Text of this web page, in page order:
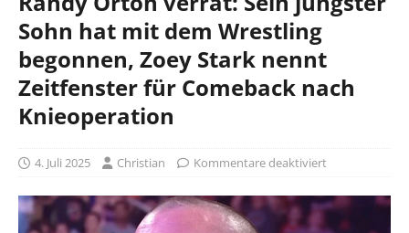
Sohn hat mit dem Wrestling
begonnen, Zoey Stark nennt
Zeitfenster für Comeback nach
Knieoperation
4. Juli 2025 Christian Kommentare deaktiviert